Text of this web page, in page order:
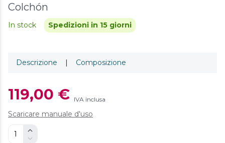
Colchón
In stock Spedizioni in 15 giorni
Descrizione | Composizione
119,00 € IVA inclusa
Scaricare manuale d'uso